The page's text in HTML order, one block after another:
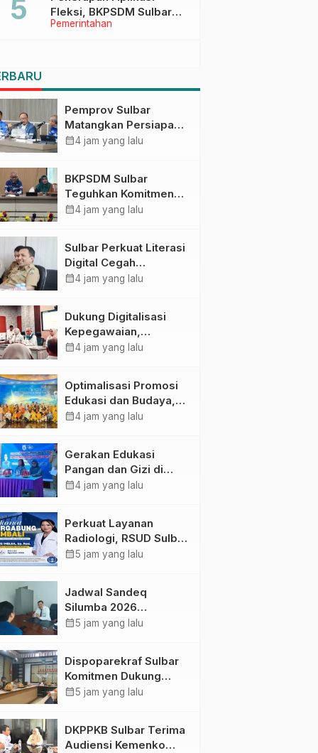
Pemerintahan
Fleksi, BKPSDM Sulbar
Dorong Transformasi
Pemprov Sulbar
Matangkan Persiapan
HUT Ke-81 RI, Puncak
calendar_month4 jam yang lalu
BKPSDM Sulbar
Teguhkan Komitmen
Pengembangan
Penandatanganan
Perjanjian Tugas
Belajar 2026
calendar_month4 jam yang lalu
Sulbar Perkuat Literasi
Digital Cegah
Kejahatan Love
calendar_month4 jam yang lalu
Dukung Digitalisasi
Kepegawaian,
DPMPTSP Sulbar Siap
calendar_month4 jam yang lalu
Optimalisasi Promosi
Edukasi dan Budaya,
Anjungan Provinsi
Bersama Sky World
TMII
calendar_month4 jam yang lalu
Gerakan Edukasi
Pangan dan Gizi di
Mamasa: Tingkatkan
dalam Pemenuhan Gizi
calendar_month4 jam yang lalu
Perkuat Layanan
Radiologi, RSUD Sulbar
Sambut Kembali dr. Iis
calendar_month5 jam yang lalu
Jadwal Sandeq
Silumba 2026
Disesuaikan,
Tetap Dimatangkan
calendar_month5 jam yang lalu
Dispoparekraf Sulbar
Komitmen Dukung
Penyusunan RAD
calendar_month5 jam yang lalu
DKPPKB Sulbar Terima
Audiensi Kemenko